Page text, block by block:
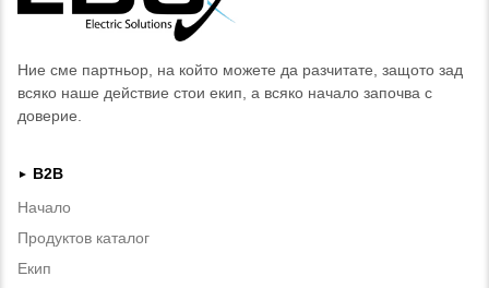
Ние сме партньор, на който можете да разчитате, защото зад
всяко наше действие стои екип, а всяко начало започва с
доверие.
►
B2B
Начало
Продуктов каталог
Екип